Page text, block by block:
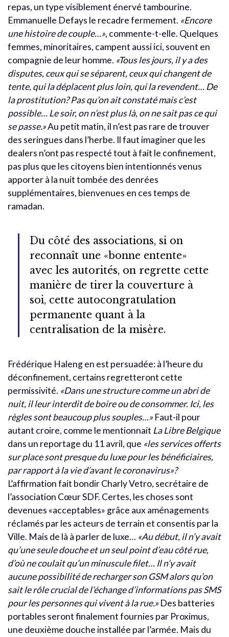
repas, un type visiblement énervé tambourine.
Emmanuelle Defays le recadre fermement. «Encore
une histoire de couple…», commente-t-elle. Quelques
femmes, minoritaires, campent aussi ici, souvent en
compagnie de leur homme. «Tous les jours, il y a des
disputes, ceux qui se séparent, ceux qui changent de
tente, qui la déplacent plus loin, qui la revendent… De
la prostitution? Pas qu’on ait constaté mais c’est
possible… Le soir, on n’est plus là, on ne sait pas ce qui
se passe.»Au petit matin, il n’est pas rare de trouver
des seringues dans l’herbe. Il faut imaginer que les
dealers n’ont pas respecté tout à fait le confinement,
pas plus que les citoyens bien intentionnés venus
apporter à la nuit tombée des denrées
supplémentaires, bienvenues en ces temps de
ramadan.
Du côté des associations, si on
reconnaît une «bonne entente»
avec les autorités, on regrette cette
manière de tirer la couverture à
soi, cette autocongratulation
permanente quant à la
centralisation de la misère.
Frédérique Haleng en est persuadée: à l’heure du
déconfinement, certains regretteront cette
permissivité. «Dans une structure comme un abri de
nuit, il leur interdit de boire ou de consommer. Ici, les
règles sont beaucoup plus souples…» Faut-il pour
autant croire, comme le mentionnait La Libre Belgique
dans un reportage du 11 avril, que «les services offerts
sur place sont presque du luxe pour les bénéficiaires,
par rapport à la vie d’avant le coronavirus»?
L’affirmation fait bondir Charly Vetro, secrétaire de
l’association Cœur SDF. Certes, les choses sont
devenues «acceptables» grâce aux aménagements
réclamés par les acteurs de terrain et consentis par la
Ville. Mais de là à parler de luxe… «Au début, il n’y avait
qu’une seule douche et un seul point d’eau côté rue,
d’où ne coulait qu’un minuscule filet… Il n’y avait
aucune possibilité de recharger son GSM alors qu’on
sait le rôle crucial de l’échange d’informations pas SMS
pour les personnes qui vivent à la rue.» Des batteries
portables seront finalement fournies par Proximus,
une deuxième douche installée par l’armée. Mais du